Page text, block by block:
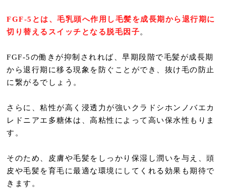
FGF-5とは、毛乳頭へ作用し毛髪を成長期から退行期に
切り替えるスイッチとなる脱毛因子。
FGF-5の働きが抑制されれば、早期段階で毛髪が成長期
から退行期に移る現象を防ぐことができ、抜け毛の防止
に繋がるでしょう。
さらに、粘性が高く浸透力が強いクラドシホンノバエカ
レドニアエ多糖体は、高粘性によって高い保水性もりま
す。
そのため、皮膚や毛髪をしっかり保湿し潤いを与え、頭
皮や毛髪を育毛に最適な環境にしてくれる効果も期待で
きます。